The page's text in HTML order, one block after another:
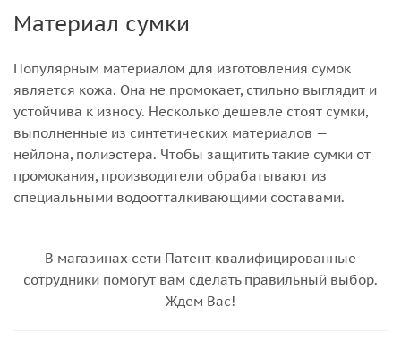
Материал сумки
Популярным материалом для изготовления сумок
является кожа. Она не промокает, стильно выглядит и
устойчива к износу. Несколько дешевле стоят сумки,
выполненные из синтетических материалов —
нейлона, полиэстера. Чтобы защитить такие сумки от
промокания, производители обрабатывают из
специальными водоотталкивающими составами.
В магазинах сети Патент квалифицированные
сотрудники помогут вам сделать правильный выбор.
Ждем Вас!